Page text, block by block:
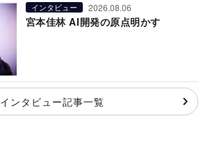
インタビュー 2026.08.06
宮本佳林 AI開発の原点明かす
インタビュー記事一覧